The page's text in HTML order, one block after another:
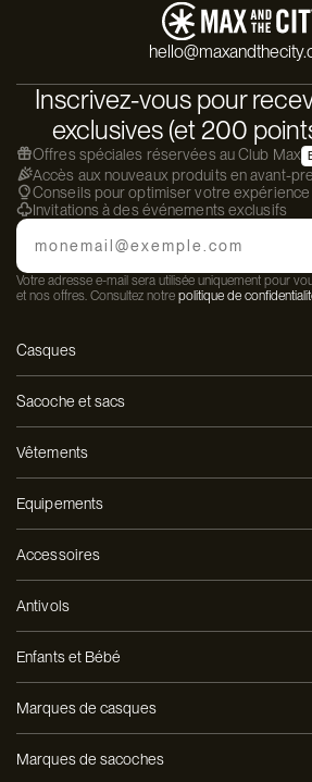
Inscrivez-vous pour
exclusives (et 200
Offres spéciales réservées au Club Max
Accès aux nouveaux produits en avant-
Conseils pour optimiser votre
Invitations à des événements exclusifs
Email
Votre adresse e-mail sera utilisée uniquement pour
et nos offres. Consultez notre politique de
Casques
Sacoche et sacs
Vêtements
Equipements
Accessoires
Antivols
Enfants et Bébé
Marques de casques
Marques de sacoches